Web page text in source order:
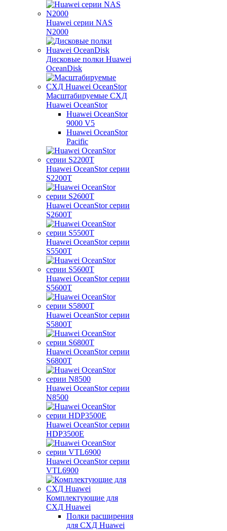
Huawei серии NAS
N2000
Дисковые полки Huawei
OceanDisk
Масштабируемые СХД
Huawei OceanStor
Huawei OceanStor
9000 V5
Huawei OceanStor
Pacific
Huawei OceanStor серии
S2200T
Huawei OceanStor серии
S2600T
Huawei OceanStor серии
S5500T
Huawei OceanStor серии
S5600T
Huawei OceanStor серии
S5800T
Huawei OceanStor серии
S6800T
Huawei OceanStor серии
N8500
Huawei OceanStor серии
HDP3500E
Huawei OceanStor серии
VTL6900
Комплектующие для
СХД Huawei
Полки расширения
для СХД Huawei